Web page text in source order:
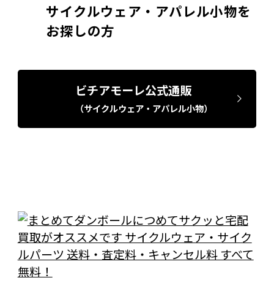
サイクルウェア・アパレル小物を
お探しの方
ビチアモーレ公式通販
（サイクルウェア・アパレル小物）